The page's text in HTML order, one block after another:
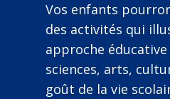
Vos enfants
des activités qui
approche éducative
sciences, arts,
goût de la vie